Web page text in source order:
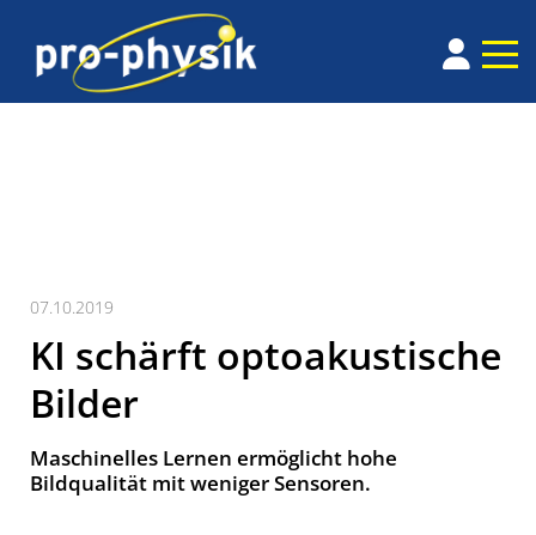
07.10.2019
KI schärft optoakustische
Bilder
Maschinelles Lernen ermöglicht hohe
Bildqualität mit weniger Sensoren.